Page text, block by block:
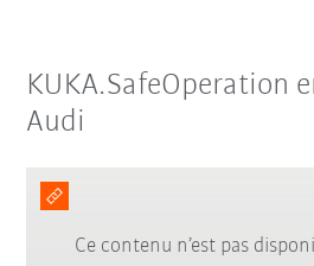
KUKA.SafeOperation
Audi
Ce contenu n’est pas